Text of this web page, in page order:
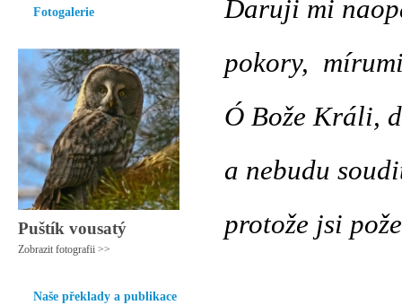
Fotogalerie
Puštík vousatý
Zobrazit fotografii >>
Naše překlady a publikace
Daruji mi
pokory,
Ó Bože Králi,
a nebudu
protože jsi